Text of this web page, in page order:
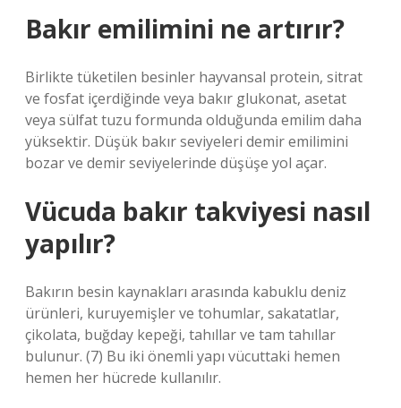
Bakır emilimini ne artırır?
Birlikte tüketilen besinler hayvansal protein, sitrat
ve fosfat içerdiğinde veya bakır glukonat, asetat
veya sülfat tuzu formunda olduğunda emilim daha
yüksektir. Düşük bakır seviyeleri demir emilimini
bozar ve demir seviyelerinde düşüşe yol açar.
Vücuda bakır takviyesi nasıl
yapılır?
Bakırın besin kaynakları arasında kabuklu deniz
ürünleri, kuruyemişler ve tohumlar, sakatatlar,
çikolata, buğday kepeği, tahıllar ve tam tahıllar
bulunur. (7) Bu iki önemli yapı vücuttaki hemen
hemen her hücrede kullanılır.